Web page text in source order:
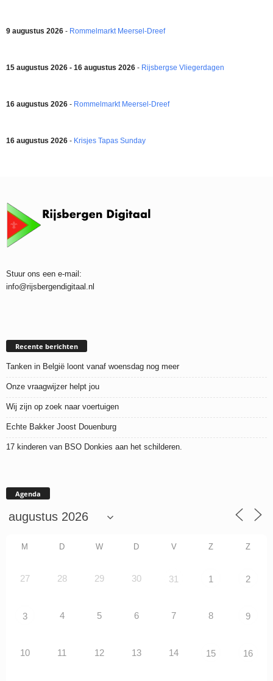
9 augustus 2026 - Rommelmarkt Meersel-Dreef
15 augustus 2026 - 16 augustus 2026 - Rijsbergse Vliegerdagen
16 augustus 2026 - Rommelmarkt Meersel-Dreef
16 augustus 2026 - Krisjes Tapas Sunday
Stuur ons een e-mail:
info@rijsbergendigitaal.nl
Recente berichten
Tanken in België loont vanaf woensdag nog meer
Onze vraagwijzer helpt jou
Wij zijn op zoek naar voertuigen
Echte Bakker Joost Douenburg
17 kinderen van BSO Donkies aan het schilderen.
Agenda
M D W D V Z Z
27 28 29 30 31 1 2
3 4 5 6 7 8 9
10 11 12 13 14 15 16